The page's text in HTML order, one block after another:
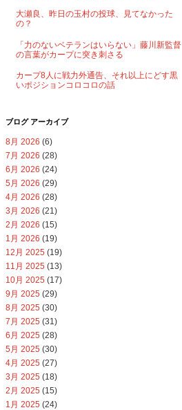
大瀬良、昨日の玉村の投球、見てなかった
の？
「力のないベテランはいらない」藤川新監督
の言葉がカープに突き刺さる
カープ8人に戦力外通告、それ以上にどす黒
いポジションコロコロの話
ブログ アーカイブ
8月 2026 (6)
7月 2026 (28)
6月 2026 (24)
5月 2026 (29)
4月 2026 (28)
3月 2026 (21)
2月 2026 (15)
1月 2026 (19)
12月 2025 (19)
11月 2025 (13)
10月 2025 (17)
9月 2025 (29)
8月 2025 (30)
7月 2025 (31)
6月 2025 (28)
5月 2025 (30)
4月 2025 (27)
3月 2025 (18)
2月 2025 (15)
1月 2025 (24)